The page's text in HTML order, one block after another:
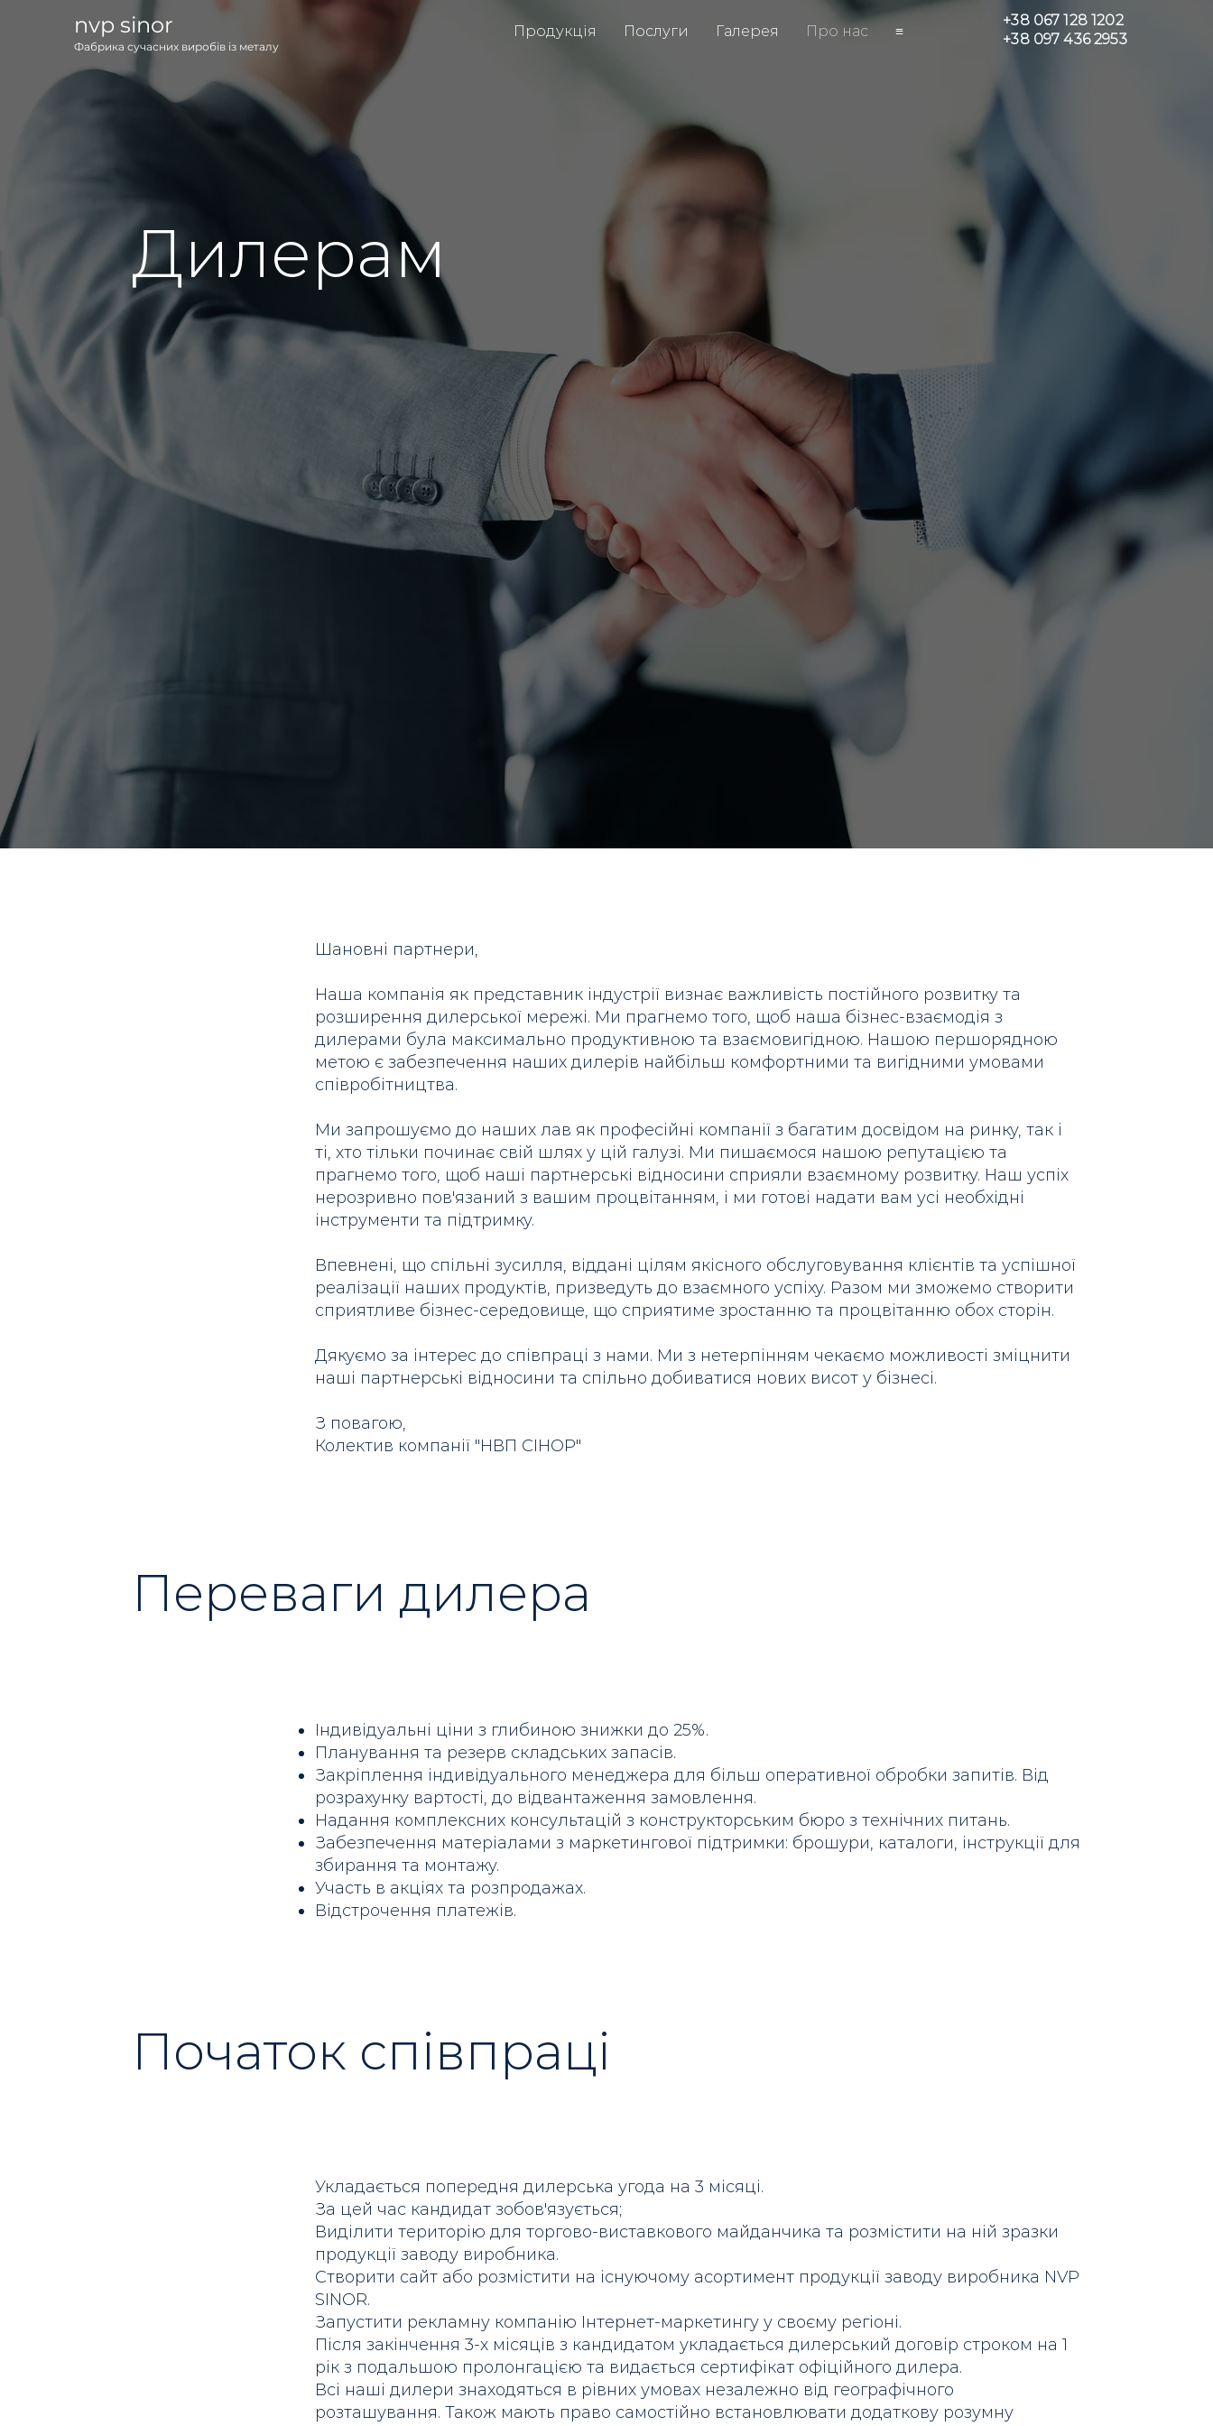
nvp sinor
Фабрика сучасних виробів із металу
Продукція Послуги Галерея Про нас ≡
+38 067 128 1202
+38 097 436 2953
Дилерам
Шановні партнери,
Наша компанія як представник індустрії визнає важливість постійного розвитку та
розширення дилерської мережі. Ми прагнемо того, щоб наша бізнес-взаємодія з
дилерами була максимально продуктивною та взаємовигідною. Нашою першорядною
метою є забезпечення наших дилерів найбільш комфортними та вигідними умовами
співробітництва.
Ми запрошуємо до наших лав як професійні компанії з багатим досвідом на ринку, так і
ті, хто тільки починає свій шлях у цій галузі. Ми пишаємося нашою репутацією та
прагнемо того, щоб наші партнерські відносини сприяли взаємному розвитку. Наш успіх
нерозривно пов'язаний з вашим процвітанням, і ми готові надати вам усі необхідні
інструменти та підтримку.
Впевнені, що спільні зусилля, віддані цілям якісного обслуговування клієнтів та успішної
реалізації наших продуктів, призведуть до взаємного успіху. Разом ми зможемо створити
сприятливе бізнес-середовище, що сприятиме зростанню та процвітанню обох сторін.
Дякуємо за інтерес до співпраці з нами. Ми з нетерпінням чекаємо можливості зміцнити
наші партнерські відносини та спільно добиватися нових висот у бізнесі.
З повагою,
Колектив компанії "НВП СІНОР"
Переваги дилера
Індивідуальні ціни з глибиною знижки до 25%.
Планування та резерв складських запасів.
Закріплення індивідуального менеджера для більш оперативної обробки запитів. Від
розрахунку вартості, до відвантаження замовлення.
Надання комплексних консультацій з конструкторським бюро з технічних питань.
Забезпечення матеріалами з маркетингової підтримки: брошури, каталоги, інструкції для
збирання та монтажу.
Участь в акціях та розпродажах.
Відстрочення платежів.
Початок співпраці
Укладається попередня дилерська угода на 3 місяці.
За цей час кандидат зобов'язується;
Виділити територію для торгово-виставкового майданчика та розмістити на ній зразки
продукції заводу виробника.
Створити сайт або розмістити на існуючому асортимент продукції заводу виробника NVP
SINOR.
Запустити рекламну компанію Інтернет-маркетингу у своєму регіоні.
Після закінчення 3-х місяців з кандидатом укладається дилерський договір строком на 1
рік з подальшою пролонгацією та видається сертифікат офіційного дилера.
Всі наші дилери знаходяться в рівних умовах незалежно від географічного
розташування. Також мають право самостійно встановлювати додаткову розумну